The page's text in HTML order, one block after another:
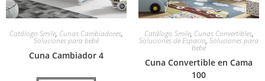
Catálogo Smile, Cunas Cambiadores,
Soluciones para bebé
Cuna Cambiador 4
Catálogo Smile, Cunas Convertibles,
Soluciones de Espacio, Soluciones para
bebé
Cuna Convertible en Cama
100